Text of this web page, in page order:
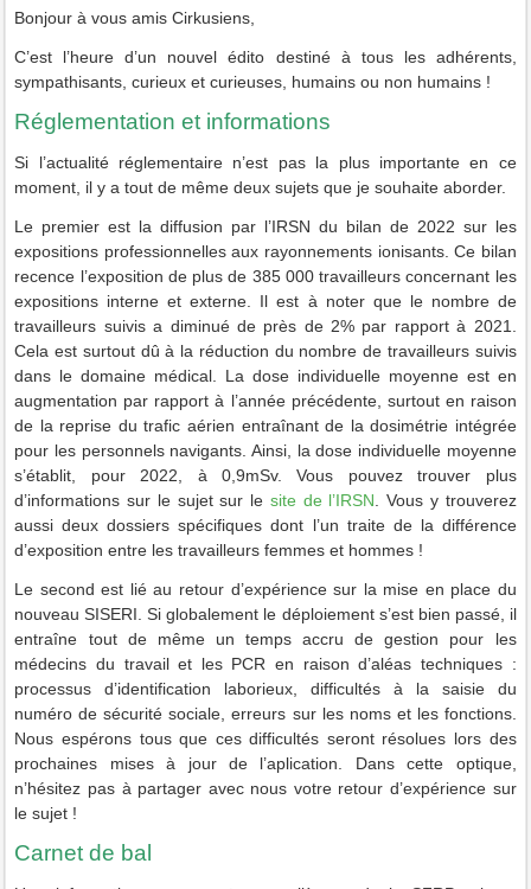
Bonjour à vous amis Cirkusiens,
C’est l’heure d’un nouvel édito destiné à tous les adhérents,
sympathisants, curieux et curieuses, humains ou non humains !
Réglementation et informations
Si l’actualité réglementaire n’est pas la plus importante en ce
moment, il y a tout de même deux sujets que je souhaite aborder.
Le premier est la diffusion par l’IRSN du bilan de 2022 sur les
expositions professionnelles aux rayonnements ionisants. Ce bilan
recence l’exposition de plus de 385 000 travailleurs concernant les
expositions interne et externe. Il est à noter que le nombre de
travailleurs suivis a diminué de près de 2% par rapport à 2021.
Cela est surtout dû à la réduction du nombre de travailleurs suivis
dans le domaine médical. La dose individuelle moyenne est en
augmentation par rapport à l’année précédente, surtout en raison
de la reprise du trafic aérien entraînant de la dosimétrie intégrée
pour les personnels navigants. Ainsi, la dose individuelle moyenne
s’établit, pour 2022, à 0,9mSv. Vous pouvez trouver plus
d’informations sur le sujet sur le site de l’IRSN. Vous y trouverez
aussi deux dossiers spécifiques dont l’un traite de la différence
d’exposition entre les travailleurs femmes et hommes !
Le second est lié au retour d’expérience sur la mise en place du
nouveau SISERI. Si globalement le déploiement s’est bien passé, il
entraîne tout de même un temps accru de gestion pour les
médecins du travail et les PCR en raison d’aléas techniques :
processus d’identification laborieux, difficultés à la saisie du
numéro de sécurité sociale, erreurs sur les noms et les fonctions.
Nous espérons tous que ces difficultés seront résolues lors des
prochaines mises à jour de l’aplication. Dans cette optique,
n’hésitez pas à partager avec nous votre retour d’expérience sur
le sujet !
Carnet de bal